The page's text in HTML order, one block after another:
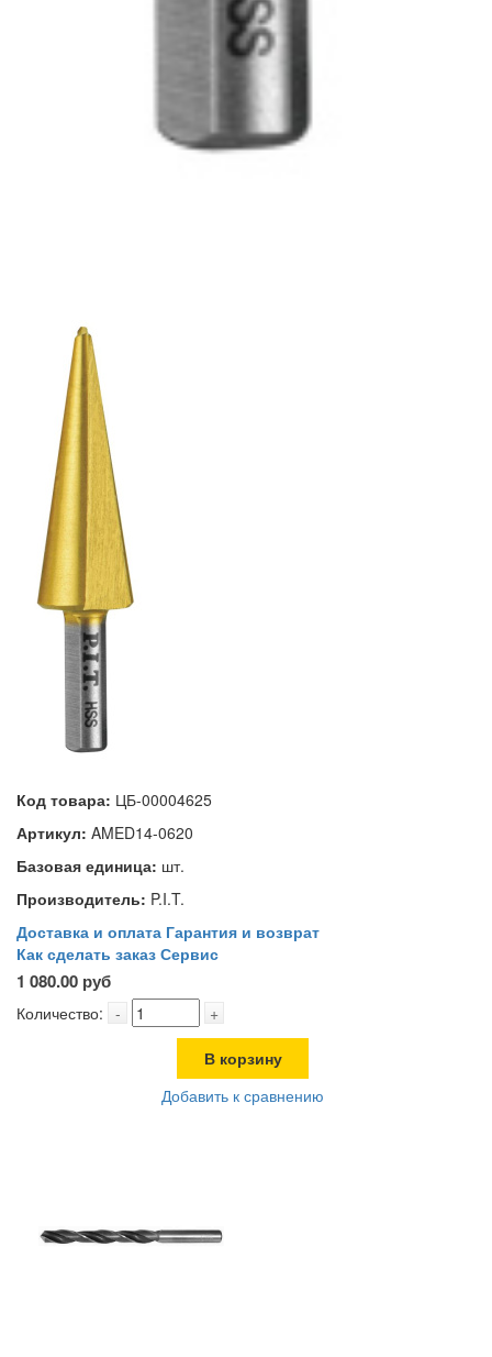
Код товара: ЦБ-00004625
Артикул: AMED14-0620
Базовая единица: шт.
Производитель: P.I.T.
Доставка и оплата Гарантия и возврат
Как сделать заказ Сервис
1 080.00 руб
Количество: - +
В корзину
Добавить к сравнению